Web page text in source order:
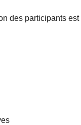
des participants est